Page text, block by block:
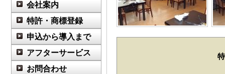
会社案内
特許・商標登録
申込から導入まで
アフターサービス
お問合わせ